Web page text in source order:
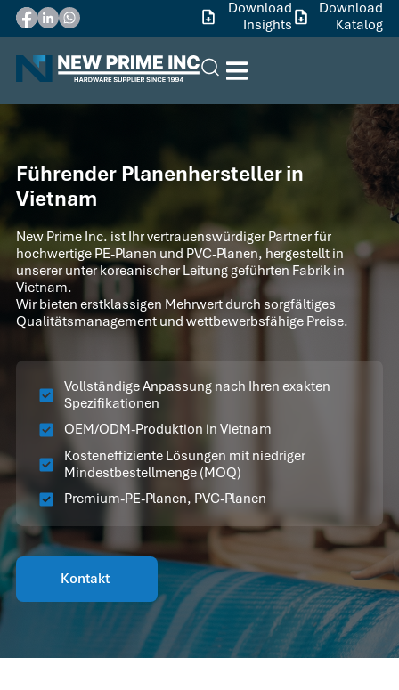
Download
Insights
Download
Katalog
Führender Planenhersteller in
Vietnam
New Prime Inc. ist Ihr vertrauenswürdiger Partner für
hochwertige PE-Planen und PVC-Planen, hergestellt in
unserer unter koreanischer Leitung geführten Fabrik in
Vietnam.
Wir bieten erstklassigen Mehrwert durch sorgfältiges
Qualitätsmanagement und wettbewerbsfähige Preise.
Vollständige Anpassung nach Ihren exakten
Spezifikationen
OEM/ODM-Produktion in Vietnam
Kosteneffiziente Lösungen mit niedriger
Mindestbestellmenge (MOQ)
Premium-PE-Planen, PVC-Planen
Kontakt